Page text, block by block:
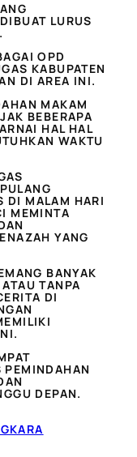
LURUS
OPD
KABUPATEN
DI AREA INI.
MAKAM
BEBERAPA
HAL HAL
WAKTU
DI MALAM HARI
MEMINTA
YANG
BANYAK
TANPA
DI
PEMINDAHAN
DEPAN.